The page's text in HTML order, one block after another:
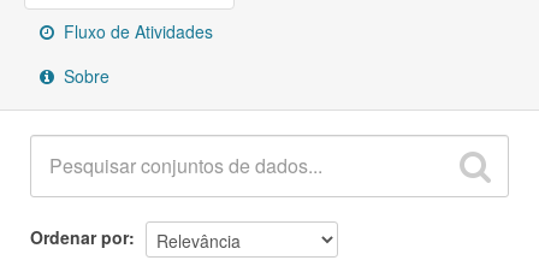
SobreFluxo de Atividades
Sobre
Ordenar por